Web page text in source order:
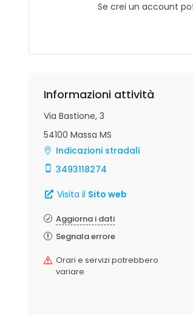
Se crei un account
Informazioni attività
Via Bastione, 3
54100 Massa MS
Indicazioni stradali
3493118274
Visita il Sito web
Aggiorna i dati
Segnala errore
Orari e servizi potrebbero
variare